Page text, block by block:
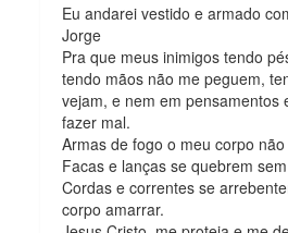
Eu andarei vestido e armado
Jorge
Pra que meus inimigos tendo
tendo mãos não me peguem,
vejam, e nem em pensamentos
fazer mal.
Armas de fogo o meu corpo
Facas e lanças se quebrem
Cordas e correntes se
corpo amarrar.